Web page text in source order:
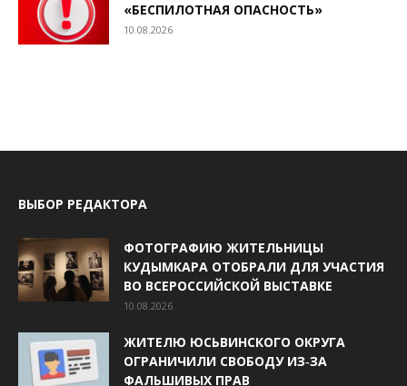
«БЕСПИЛОТНАЯ ОПАСНОСТЬ»
10.08.2026
ВЫБОР РЕДАКТОРА
ФОТОГРАФИЮ ЖИТЕЛЬНИЦЫ
КУДЫМКАРА ОТОБРАЛИ ДЛЯ УЧАСТИЯ
ВО ВСЕРОССИЙСКОЙ ВЫСТАВКЕ
10.08.2026
ЖИТЕЛЮ ЮСЬВИНСКОГО ОКРУГА
ОГРАНИЧИЛИ СВОБОДУ ИЗ‑ЗА
ФАЛЬШИВЫХ ПРАВ